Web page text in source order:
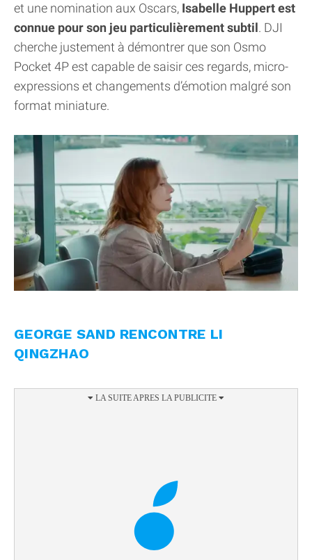
et une nomination aux Oscars, Isabelle Huppert est
connue pour son jeu particulièrement subtil. DJI
cherche justement à démontrer que son Osmo
Pocket 4P est capable de saisir ces regards, micro-
expressions et changements d’émotion malgré son
format miniature.
GEORGE SAND RENCONTRE LI
QINGZHAO